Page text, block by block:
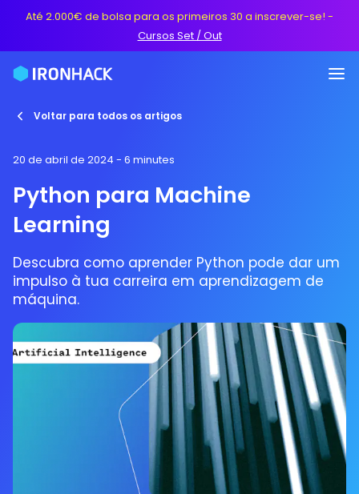
Até 2.000€ de bolsa para os primeiros 30 a inscrever-se! -
Cursos Set / Out
Voltar para todos os artigos
20 de abril de 2024 - 6 minutes
Python para Machine
Learning
Descubra como aprender Python pode dar um
impulso à tua carreira em aprendizagem de
máquina.